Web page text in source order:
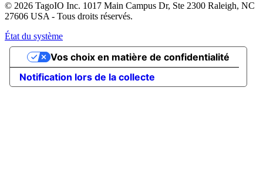
© 2026 TagoIO Inc. 1017 Main Campus Dr, Ste 2300 Raleigh, NC
27606 USA - Tous droits réservés.
État du système
Notification lors de la collecte
Vos choix en matière de confidentialité